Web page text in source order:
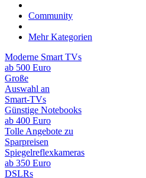
Community
Mehr Kategorien
Moderne Smart TVs
ab 500 Euro
Große
Auswahl an
Smart-TVs
Günstige Notebooks
ab 400 Euro
Tolle Angebote zu
Sparpreisen
Spiegelreflexkameras
ab 350 Euro
DSLRs